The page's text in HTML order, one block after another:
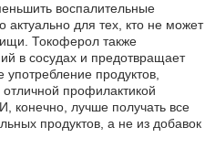
воспалительные
актуально для тех, кто не может
Токоферол также
в сосудах и предотвращает
продуктов,
профилактикой
конечно, лучше получать все
продуктов, а не из добавок